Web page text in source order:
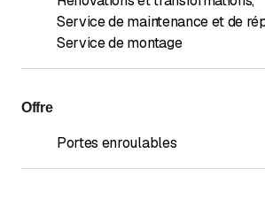
Service de maintenance et de
Service de montage
Offre
Portes enroulables